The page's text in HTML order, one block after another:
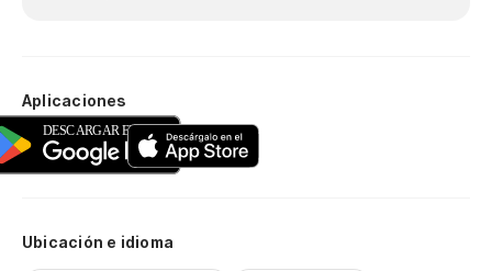
Aplicaciones
Ubicación e idioma